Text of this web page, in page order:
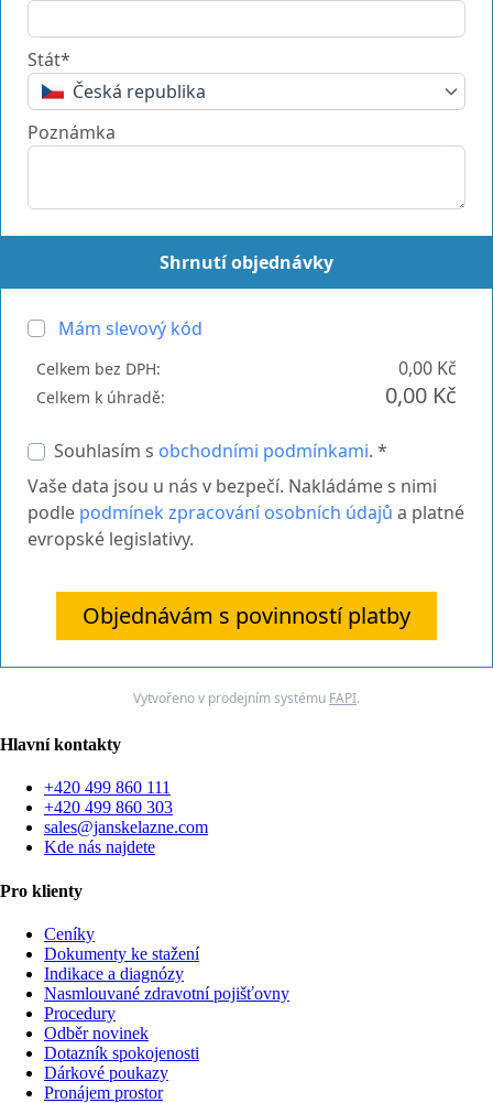
Stát*
Česká republika
Poznámka
Shrnutí objednávky
Mám slevový kód
Celkem bez DPH: 0,00 Kč
Celkem k úhradě: 0,00 Kč
Souhlasím s obchodními podmínkami. *
Vaše data jsou u nás v bezpečí. Nakládáme s nimi
podle podmínek zpracování osobních údajů a platné
evropské legislativy.
Objednávám s povinností platby
Vytvořeno v prodejním systému FAPI.
Hlavní kontakty
+420 499 860 111
+420 499 860 303
sales@janskelazne.com
Kde nás najdete
Pro klienty
Ceníky
Dokumenty ke stažení
Indikace a diagnózy
Nasmlouvané zdravotní pojišťovny
Procedury
Odběr novinek
Dotazník spokojenosti
Dárkové poukazy
Pronájem prostor